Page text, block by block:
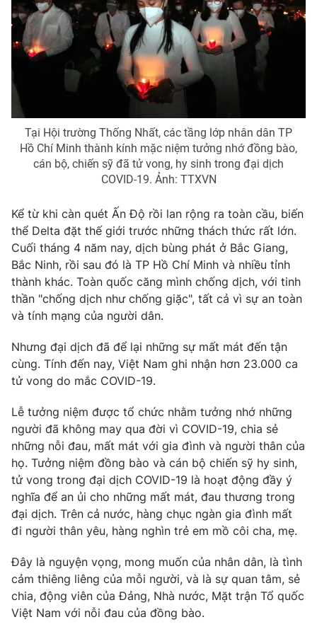
Ðiện thoại Thời báo VTV: 024.66 897 897
Email: toasoan@vtv.vn
Liên hệ quảng cáo:024-7300.7108
® Cấm sao chép dưới mọi hình thức nếu không có sự chấp
thuận bằng văn bản. Ghi rõ nguồn VTV.vn khi phát hành lại
thông tin từ website này.
Tại Hội trường Thống Nhất, các tầng lớp nhân dân TP
Hồ Chí Minh thành kính mặc niệm tưởng nhớ đồng bào,
cán bộ, chiến sỹ đã tử vong, hy sinh trong đại dịch
COVID-19. Ảnh: TTXVN
Kể từ khi càn quét Ấn Độ rồi lan rộng ra toàn cầu, biến
thể Delta đặt thế giới trước những thách thức rất lớn.
Cuối tháng 4 năm nay, dịch bùng phát ở Bắc Giang,
Bắc Ninh, rồi sau đó là TP Hồ Chí Minh và nhiều tỉnh
thành khác. Toàn quốc căng mình chống dịch, với tinh
thần "chống dịch như chống giặc", tất cả vì sự an toàn
và tính mạng của người dân.
Nhưng đại dịch đã để lại những sự mất mát đến tận
cùng. Tính đến nay, Việt Nam ghi nhận hơn 23.000 ca
tử vong do mắc COVID-19.
Lễ tưởng niệm được tổ chức nhằm tưởng nhớ những
người đã không may qua đời vì COVID-19, chia sẻ
những nỗi đau, mất mát với gia đình và người thân của
họ. Tưởng niệm đồng bào và cán bộ chiến sỹ hy sinh,
tử vong trong đại dịch COVID-19 là hoạt động đầy ý
nghĩa để an ủi cho những mất mát, đau thương trong
đại dịch. Trên cả nước, hàng chục ngàn gia đình mất
đi người thân yêu, hàng nghìn trẻ em mồ côi cha, mẹ.
Đây là nguyện vọng, mong muốn của nhân dân, là tình
cảm thiêng liêng của mỗi người, và là sự quan tâm, sẻ
chia, động viên của Đảng, Nhà nước, Mặt trận Tổ quốc
Việt Nam với nỗi đau của đồng bào.